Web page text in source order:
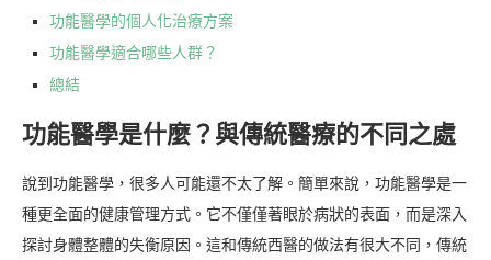
功能醫學的個人化治療方案
功能醫學適合哪些人群？
總結
功能醫學是什麼？與傳統醫療的不同之處
說到功能醫學，很多人可能還不太了解。簡單來說，功能醫學是一
種更全面的健康管理方式。它不僅僅著眼於病狀的表面，而是深入
探討身體整體的失衡原因。這和傳統西醫的做法有很大不同，傳統